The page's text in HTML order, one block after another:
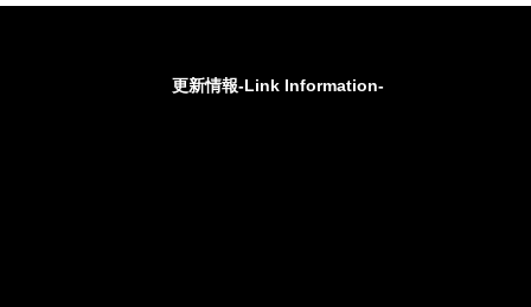
更新情報-Link Information-